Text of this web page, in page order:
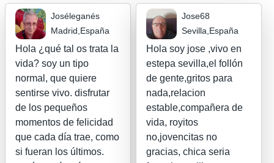
Joséleganés
Madrid,España
Hola ¿qué tal os trata la
vida? soy un tipo
normal, que quiere
sentirse vivo. disfrutar
de los pequeños
momentos de felicidad
que cada día trae, como
si fueran los últimos.
Jose68
Sevilla,España
Hola soy jose ,vivo en
estepa sevilla,el follón
de gente,gritos para
nada,relacion
estable,compañera de
vida, royitos
no,jovencitas no
gracias, chica seria